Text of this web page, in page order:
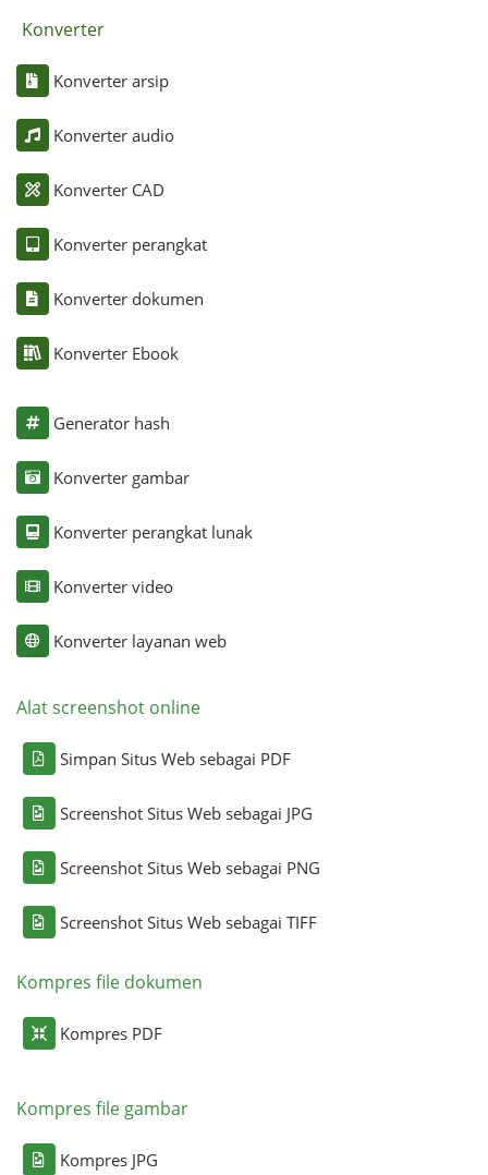
Konverter
Konverter arsip
Konverter audio
Konverter CAD
Konverter perangkat
Konverter dokumen
Konverter Ebook
Generator hash
Konverter gambar
Konverter perangkat lunak
Konverter video
Konverter layanan web
Alat screenshot online
Simpan Situs Web sebagai PDF
Screenshot Situs Web sebagai JPG
Screenshot Situs Web sebagai PNG
Screenshot Situs Web sebagai TIFF
Kompres file dokumen
Kompres PDF
Kompres file gambar
Kompres JPG